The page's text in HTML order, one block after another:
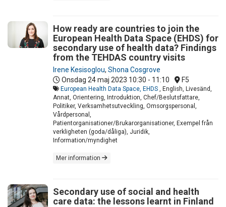
How ready are countries to join the
European Health Data Space (EHDS) for
secondary use of health data? Findings
from the TEHDAS country visits
Irene Kesisoglou, Shona Cosgrove
Onsdag 24 maj 2023 10:30 - 11:10 F5
European Health Data Space, EHDS
, English, Livesänd,
Annat, Orientering, Introduktion, Chef/Beslutsfattare,
Politiker, Verksamhetsutveckling, Omsorgspersonal,
Vårdpersonal,
Patientorganisationer/Brukarorganisationer, Exempel från
verkligheten (goda/dåliga), Juridik,
Information/myndighet
Mer information
Secondary use of social and health
care data: the lessons learnt in Finland